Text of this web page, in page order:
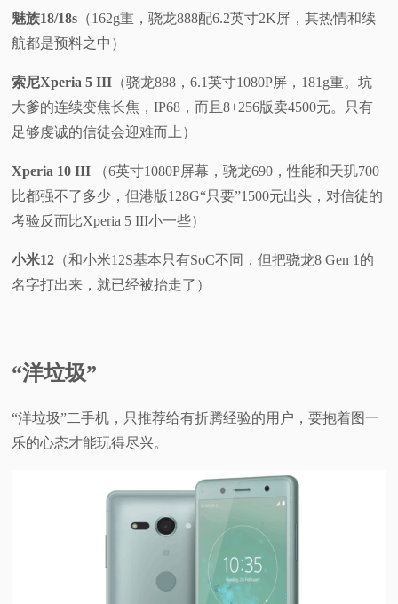
魅族18/18s （162g重，骁龙888配6.2英寸2K屏，其热情和续
航都是预料之中）
索尼Xperia 5 III （骁龙888，6.1英寸1080P屏，181g重。坑
大爹的连续变焦长焦，IP68，而且8+256版卖4500元。只有
足够虔诚的信徒会迎难而上）
Xperia 10 III （6英寸1080P屏幕，骁龙690，性能和天玑700
比都强不了多少，但港版128G“只要”1500元出头，对信徒的
考验反而比Xperia 5 III小一些）
小米12 （和小米12S基本只有SoC不同，但把骁龙8 Gen 1的
名字打出来，就已经被抬走了）
“洋垃圾”
“洋垃圾”二手机，只推荐给有折腾经验的用户，要抱着图一
乐的心态才能玩得尽兴。